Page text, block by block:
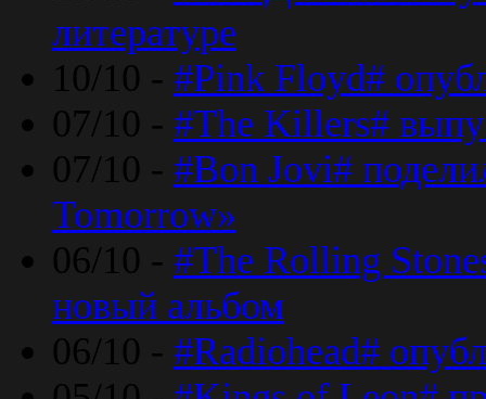
литературе
10/10 - #Pink Floyd#
07/10 - #The Killers#
07/10 - #Bon Jovi#
Tomorrow»
06/10 - #The Rolling
новый альбом
06/10 - #Radiohead#